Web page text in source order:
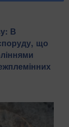
В
що